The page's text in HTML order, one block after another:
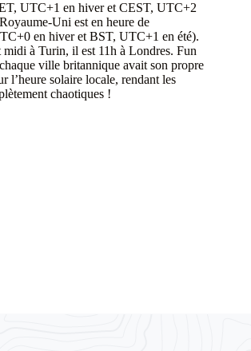
UTC+1 en hiver et CEST, UTC+2
Uni est en heure de
en hiver et BST, UTC+1 en été).
midi à Turin, il est 11h à Londres. Fun
ville britannique avait son propre
l’heure solaire locale, rendant les
chaotiques !